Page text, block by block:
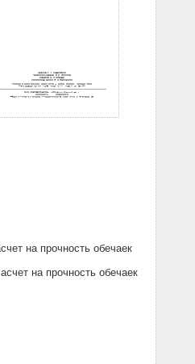
на прочность обечаек
на прочность обечаек